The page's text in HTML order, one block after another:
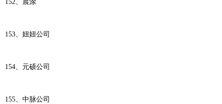
152、晨涂
153、妞妞公司
154、元硕公司
155、中脉公司